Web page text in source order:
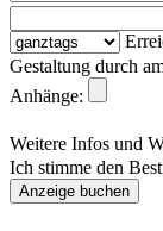
Gestaltung durch
Anhänge:
Weitere Infos und
Ich stimme den